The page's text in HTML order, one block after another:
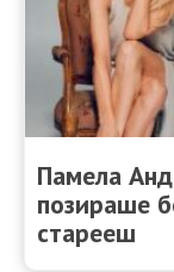
Памела
позираше
старееш